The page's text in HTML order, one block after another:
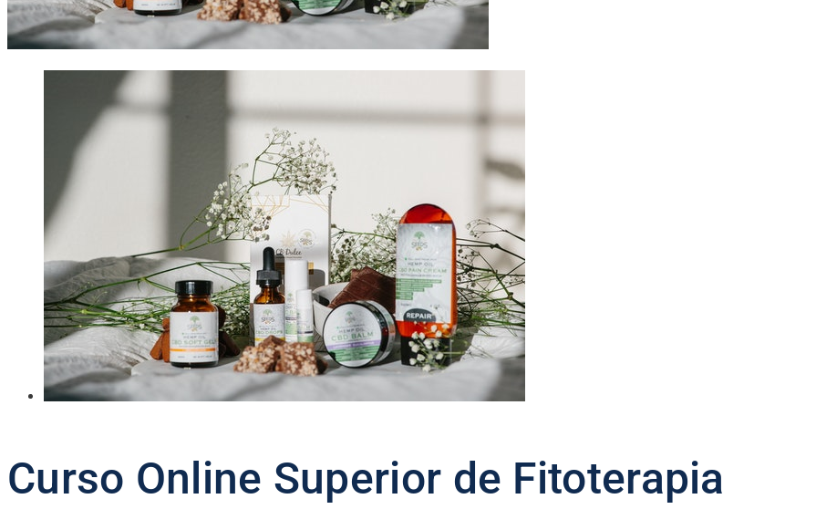
Curso Online Superior de Fitoterapia